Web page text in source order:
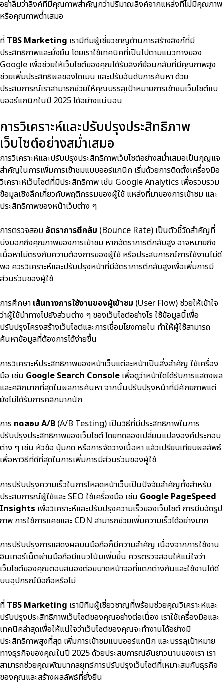
อย่าลืมว่าลิงค์ที่มีคุณภาพสำคัญกว่าปริมาณลิงค์จากแหล่งที่ไม่มีคุณภาพ
หรือคุณภาพต่ำเสมอ
ที่ TBS Marketing เรามีทีมผู้เชี่ยวชาญด้านการสร้างลิงก์ที่มี
ประสิทธิภาพและยั่งยืน โดยเราใช้เทคนิคที่เป็นไปตามแนวทางของ
Google เพื่อช่วยให้เว็บไซต์ของคุณได้รับลิงก์ย้อนกลับที่มีคุณภาพสูง
ช่วยเพิ่มประสิทธิผลของโดเมน และปรับอันดับการค้นหา ด้วย
ประสบการณ์เราสามารถช่วยให้คุณบรรลุเป้าหมายการเข้าชมเว็บไซต์แบ
บออร์แกนิกในปี 2025 ได้อย่างแน่นอน
การวิเคราะห์และปรับปรุงประสิทธิภาพ
เว็บไซต์อย่างสม่ำเสมอ
การวิเคราะห์และปรับปรุงประสิทธิภาพเว็บไซต์อย่างสม่ำเสมอเป็นกุญแจ
สำคัญในการเพิ่มการเข้าชมแบบออร์แกนิก เริ่มด้วยการติดตั้งเครื่องมือ
วิเคราะห์เว็บไซต์ที่มีประสิทธิภาพ เช่น Google Analytics เพื่อรวบรวม
ข้อมูลเชิงลึกเกี่ยวกับพฤติกรรมของผู้ใช้ แหล่งที่มาของการเข้าชม และ
ประสิทธิภาพของหน้าเว็บต่าง ๆ
การตรวจสอบ อัตราการตีกลับ (Bounce Rate) เป็นตัวชี้วัดสำคัญที่
บ่งบอกถึงคุณภาพของการเข้าชม หากอัตราการตีกลับสูง อาจหมายถึง
เนื้อหาไม่ตรงกับความต้องการของผู้ใช้ หรือประสบการณ์การใช้งานไม่ดี
พอ ควรวิเคราะห์และปรับปรุงหน้าที่มีอัตราการตีกลับสูงเพื่อเพิ่มการมี
ส่วนร่วมของผู้ใช้
การศึกษา เส้นทางการใช้งานของผู้เข้าชม (User Flow) ช่วยให้เข้าใจ
ว่าผู้ใช้นำทางไปยังส่วนต่าง ๆ ของเว็บไซต์อย่างไร ใช้ข้อมูลนี้เพื่อ
ปรับปรุงโครงสร้างเว็บไซต์และการเชื่อมโยงภายใน ทำให้ผู้ใช้สามารถ
ค้นหาข้อมูลที่ต้องการได้ง่ายขึ้น
การวิเคราะห์ประสิทธิภาพของหน้าเว็บแต่ละหน้าเป็นสิ่งสำคัญ ใช้เครื่อง
มือ เช่น Google Search Console เพื่อดูว่าหน้าใดได้รับการแสดงผล
และคลิกมากที่สุดในผลการค้นหา จากนั้นปรับปรุงหน้าที่มีศักยภาพแต่
ยังไม่ได้รับการคลิกมากนัก
การ ทดสอบ A/B (A/B Testing) เป็นวิธีที่มีประสิทธิภาพในการ
ปรับปรุงประสิทธิภาพของเว็บไซต์ โดยทดลองเปลี่ยนแปลงองค์ประกอบ
ต่าง ๆ เช่น หัวข้อ ปุ่มกด หรือการจัดวางเนื้อหา แล้วเปรียบเทียบผลลัพธ์
เพื่อหาวิธีที่ดีที่สุดในการเพิ่มการมีส่วนร่วมของผู้ใช้
การปรับปรุงความเร็วในการโหลดหน้าเว็บเป็นปัจจัยสำคัญทั้งสำหรับ
ประสบการณ์ผู้ใช้และ SEO ใช้เครื่องมือ เช่น Google PageSpeed
Insights เพื่อวิเคราะห์และปรับปรุงความเร็วของเว็บไซต์ การบีบอัดรูป
ภาพ การใช้การแคชและ CDN สามารถช่วยเพิ่มความเร็วได้อย่างมาก
การปรับปรุงการแสดงผลบนมือถือก็มีความสำคัญ เนื่องจากการใช้งาน
อินเทอร์เน็ตผ่านมือถือมีแนวโน้มเพิ่มขึ้น ควรตรวจสอบให้แน่ใจว่า
เว็บไซต์ของคุณตอบสนองต่อขนาดหน้าจอที่แตกต่างกันและใช้งานได้ดี
บนอุปกรณ์มือถือหรือไม่
ที่ TBS Marketing เรามีทีมผู้เชี่ยวชาญที่พร้อมช่วยคุณวิเคราะห์และ
ปรับปรุงประสิทธิภาพเว็บไซต์ของคุณอย่างต่อเนื่อง เราใช้เครื่องมือและ
เทคนิคล่าสุดเพื่อให้แน่ใจว่าเว็บไซต์ของคุณจะทำงานได้อย่างมี
ประสิทธิภาพสูงที่สุด เพิ่มการเข้าชมแบบออร์แกนิก และบรรลุเป้าหมาย
ทางธุรกิจของคุณในปี 2025 ด้วยประสบการณ์อันยาวนานของเรา เรา
สามารถช่วยคุณพัฒนากลยุทธ์การปรับปรุงเว็บไซต์ที่เหมาะสมกับธุรกิจ
ของคุณและสร้างผลลัพธ์ที่ยั่งยืน